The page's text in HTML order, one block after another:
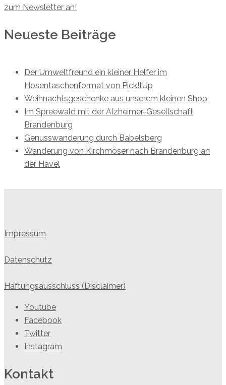
zum Newsletter an!
Neueste Beiträge
Der Umweltfreund ein kleiner Helfer im
Hosentaschenformat von Pick!tUp
Weihnachtsgeschenke aus unserem kleinen Shop
Im Spreewald mit der Alzheimer-Gesellschaft
Brandenburg
Genusswanderung durch Babelsberg
Wanderung von Kirchmöser nach Brandenburg an
der Havel
Impressum
Datenschutz
Haftungsausschluss (Disclaimer)
Youtube
Facebook
Twitter
Instagram
Kontakt